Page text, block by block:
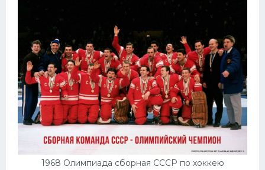
1968 Олимпиада сборная СССР по хоккею